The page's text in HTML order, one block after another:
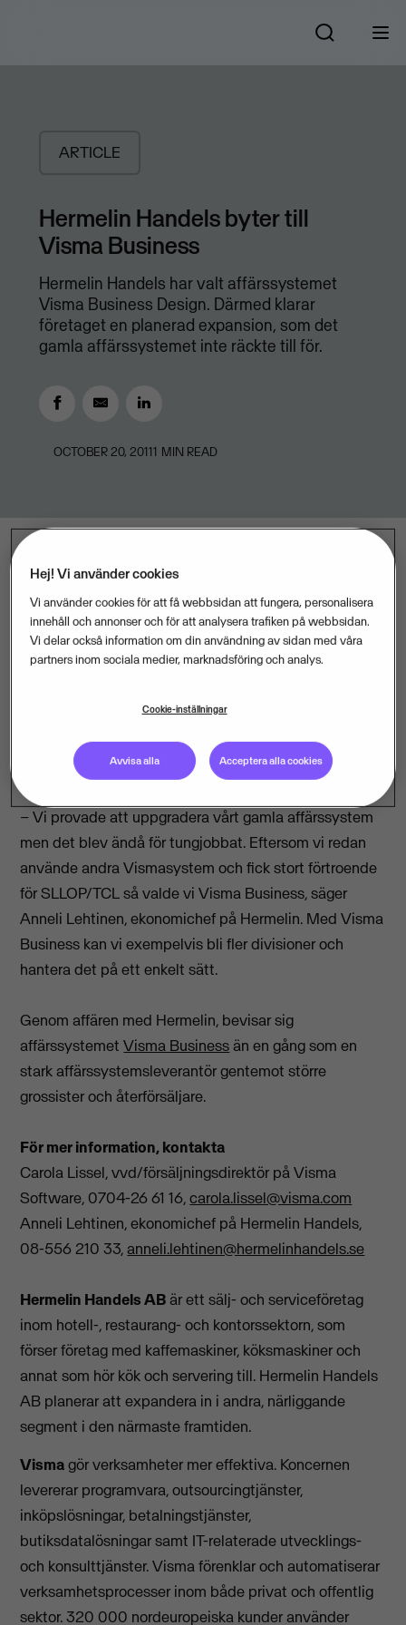
ARTICLE
Hermelin Handels byter till
Visma Business
Hermelin Handels har valt affärssystemet
Visma Business Design. Därmed klarar
företaget en planerad expansion, som det
gamla affärssystemet inte räckte till för.
OCTOBER 20, 20111 MIN READ
Hermelin Handels har valt affärssystemet Visma
Business Design. Då företaget planerar för
expansion och ansåg att deras gamla affärssystem
blev för svårjobbat och gammaldags, föll valet på
Hermelin kommer att börja med tio användare för
ordermodulen och två användare för
ekonomimodulen.
– Vi provade att uppgradera vårt gamla affärssystem
men det blev ändå för tungjobbat. Eftersom vi redan
använde andra Vismasystem och fick stort förtroende
för SLLOP/TCL så valde vi Visma Business, säger
Anneli Lehtinen, ekonomichef på Hermelin. Med Visma
Business kan vi exempelvis bli fler divisioner och
hantera det på ett enkelt sätt.
Genom affären med Hermelin, bevisar sig
affärssystemetVisma Businessän en gång som en
stark affärssystemsleverantör gentemot större
grossister och återförsäljare.
För mer information, kontakta
Carola Lissel, vvd/försäljningsdirektör på Visma
Software, 0704-26 61 16,carola.lissel@visma.com
Anneli Lehtinen, ekonomichef på Hermelin Handels,
08-556 210 33,anneli.lehtinen@hermelinhandels.se
Hermelin Handels ABär ett sälj- och serviceföretag
inom hotell-, restaurang- och kontorssektorn, som
förser företag med kaffemaskiner, köksmaskiner och
annat som hör kök och servering till. Hermelin Handels
AB planerar att expandera in i andra, närliggande
segment i den närmaste framtiden.
Vismagör verksamheter mer effektiva. Koncernen
levererar programvara, outsourcingtjänster,
inköpslösningar, betalningstjänster,
butiksdatalösningar samt IT-relaterade utvecklings-
och konsulttjänster. Visma förenklar och automatiserar
verksamhetsprocesser inom både privat och offentlig
sektor. 320 000 nordeuropeiska kunder använder
Hej! Vi använder cookies
Vi använder cookies för att få webbsidan att fungera, personalisera
innehåll och annonser och för att analysera trafiken på webbsidan.
Vi delar också information om din användning av sidan med våra
partners inom sociala medier, marknadsföring och analys.
Cookie-inställningar
Avvisa alla Acceptera alla cookies